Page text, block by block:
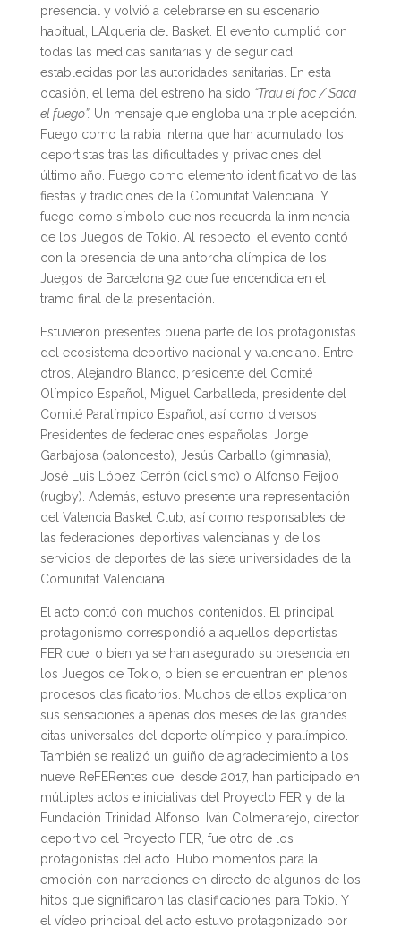
presencial y volvió a celebrarse en su escenario
habitual, L’Alqueria del Basket. El evento cumplió con
todas las medidas sanitarias y de seguridad
establecidas por las autoridades sanitarias. En esta
ocasión, el lema del estreno ha sido “Trau el foc / Saca
el fuego”. Un mensaje que engloba una triple acepción.
Fuego como la rabia interna que han acumulado los
deportistas tras las dificultades y privaciones del
último año. Fuego como elemento identificativo de las
fiestas y tradiciones de la Comunitat Valenciana. Y
fuego como símbolo que nos recuerda la inminencia
de los Juegos de Tokio. Al respecto, el evento contó
con la presencia de una antorcha olímpica de los
Juegos de Barcelona 92 que fue encendida en el
tramo final de la presentación.
Estuvieron presentes buena parte de los protagonistas
del ecosistema deportivo nacional y valenciano. Entre
otros, Alejandro Blanco, presidente del Comité
Olímpico Español, Miguel Carballeda, presidente del
Comité Paralímpico Español, así como diversos
Presidentes de federaciones españolas: Jorge
Garbajosa (baloncesto), Jesús Carballo (gimnasia),
José Luis López Cerrón (ciclismo) o Alfonso Feijoo
(rugby). Además, estuvo presente una representación
del Valencia Basket Club, así como responsables de
las federaciones deportivas valencianas y de los
servicios de deportes de las siete universidades de la
Comunitat Valenciana.
El acto contó con muchos contenidos. El principal
protagonismo correspondió a aquellos deportistas
FER que, o bien ya se han asegurado su presencia en
los Juegos de Tokio, o bien se encuentran en plenos
procesos clasificatorios. Muchos de ellos explicaron
sus sensaciones a apenas dos meses de las grandes
citas universales del deporte olímpico y paralímpico.
También se realizó un guiño de agradecimiento a los
nueve ReFERentes que, desde 2017, han participado en
múltiples actos e iniciativas del Proyecto FER y de la
Fundación Trinidad Alfonso. Iván Colmenarejo, director
deportivo del Proyecto FER, fue otro de los
protagonistas del acto. Hubo momentos para la
emoción con narraciones en directo de algunos de los
hitos que significaron las clasificaciones para Tokio. Y
el vídeo principal del acto estuvo protagonizado por